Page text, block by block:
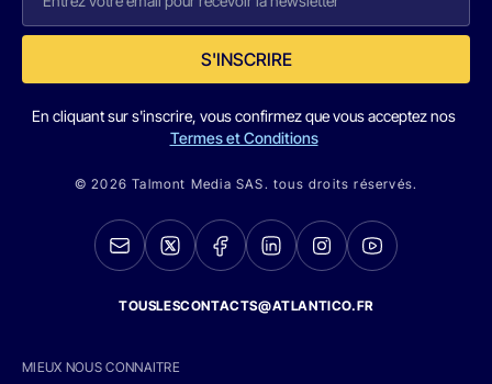
S'INSCRIRE
En cliquant sur s'inscrire, vous confirmez que vous acceptez nos
Termes et Conditions
© 2026 Talmont Media SAS. tous droits réservés.
TOUSLESCONTACTS@ATLANTICO.FR
MIEUX NOUS CONNAITRE